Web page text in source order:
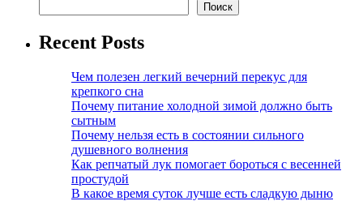
Поиск
Recent Posts
Чем полезен легкий вечерний перекус для
крепкого сна
Почему питание холодной зимой должно быть
сытным
Почему нельзя есть в состоянии сильного
душевного волнения
Как репчатый лук помогает бороться с весенней
простудой
В какое время суток лучше есть сладкую дыню